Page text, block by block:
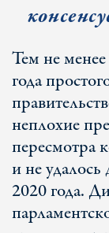
Тем не
года
неплохие
пересмотра
и не удалось
2020 года.